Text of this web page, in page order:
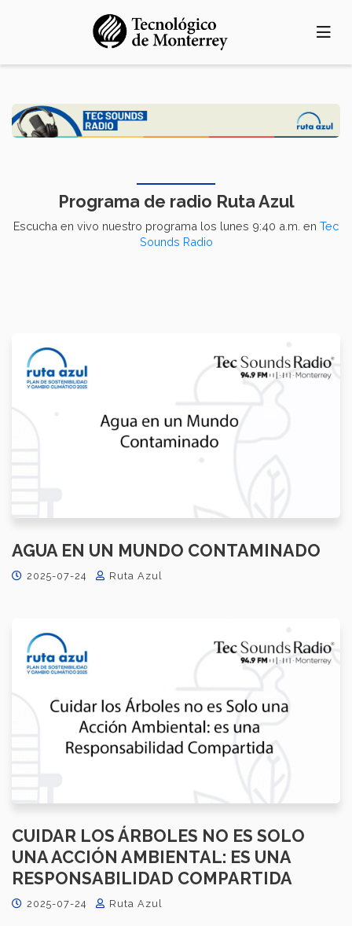
Programa de radio Ruta Azul
Escucha en vivo nuestro programa los lunes 9:40 a.m. en Tec
Sounds Radio
AGUA EN UN MUNDO CONTAMINADO
2025-07-24 Ruta Azul
CUIDAR LOS ÁRBOLES NO ES SOLO
UNA ACCIÓN AMBIENTAL: ES UNA
RESPONSABILIDAD COMPARTIDA
2025-07-24 Ruta Azul